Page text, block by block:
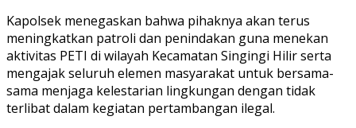
Kapolsek menegaskan bahwa pihaknya akan terus
meningkatkan patroli dan penindakan guna menekan
aktivitas PETI di wilayah Kecamatan Singingi Hilir serta
mengajak seluruh elemen masyarakat untuk bersama-
sama menjaga kelestarian lingkungan dengan tidak
terlibat dalam kegiatan pertambangan ilegal.